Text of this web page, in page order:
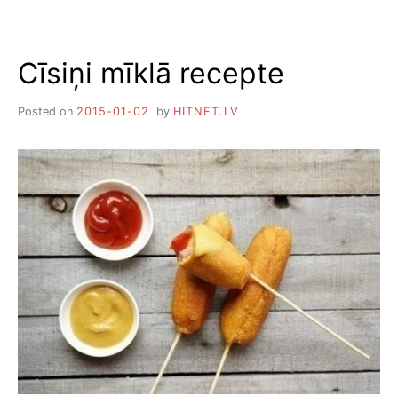
Cīsiņi mīklā recepte
Posted on 2015-01-02 by HITNET.LV